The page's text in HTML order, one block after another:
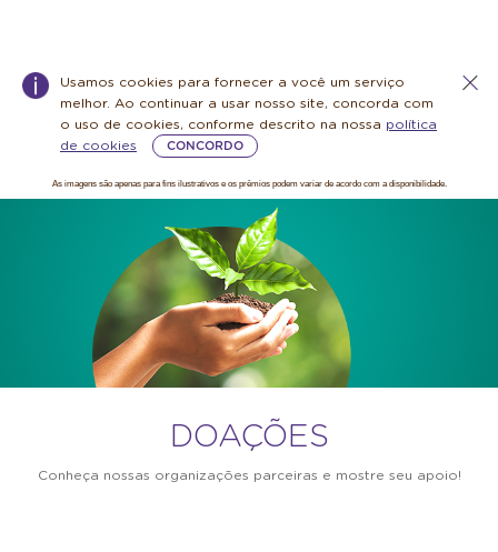
Usamos cookies para fornecer a você um serviço
melhor. Ao continuar a usar nosso site, concorda com
o uso de cookies, conforme descrito na nossa política
de cookies
CONCORDO
successfully!
DOAÇÕES
As imagens são apenas para fins ilustrativos e os prêmios podem variar de acordo com a disponibilidade.
DOAÇÕES
Conheça nossas organizações parceiras e mostre seu apoio!